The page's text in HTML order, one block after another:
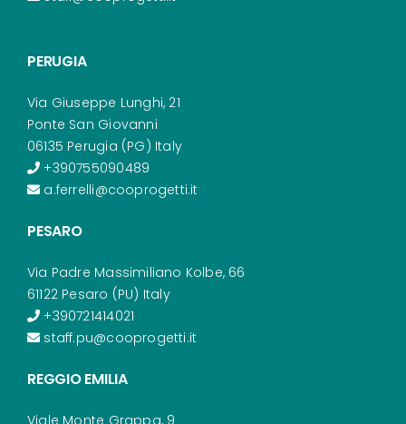
PERUGIA
Via Giuseppe Lunghi, 21
Ponte San Giovanni
06135 Perugia (PG) Italy
+390755090489
a.ferrelli@cooprogetti.it
PESARO
Via Padre Massimiliano Kolbe, 66
61122 Pesaro (PU) Italy
+390721414021
staff.pu@cooprogetti.it
REGGIO EMILIA